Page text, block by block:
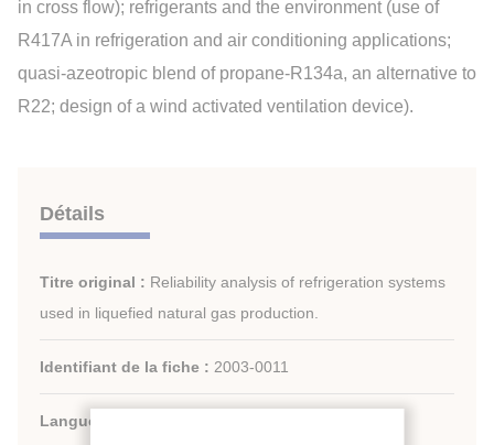
in cross flow); refrigerants and the environment (use of
R417A in refrigeration and air conditioning applications;
quasi-azeotropic blend of propane-R134a, an alternative to
R22; design of a wind activated ventilation device).
Détails
Titre original : Reliability analysis of refrigeration systems
used in liquefied natural gas production.
Identifiant de la fiche : 2003-0011
Langues :